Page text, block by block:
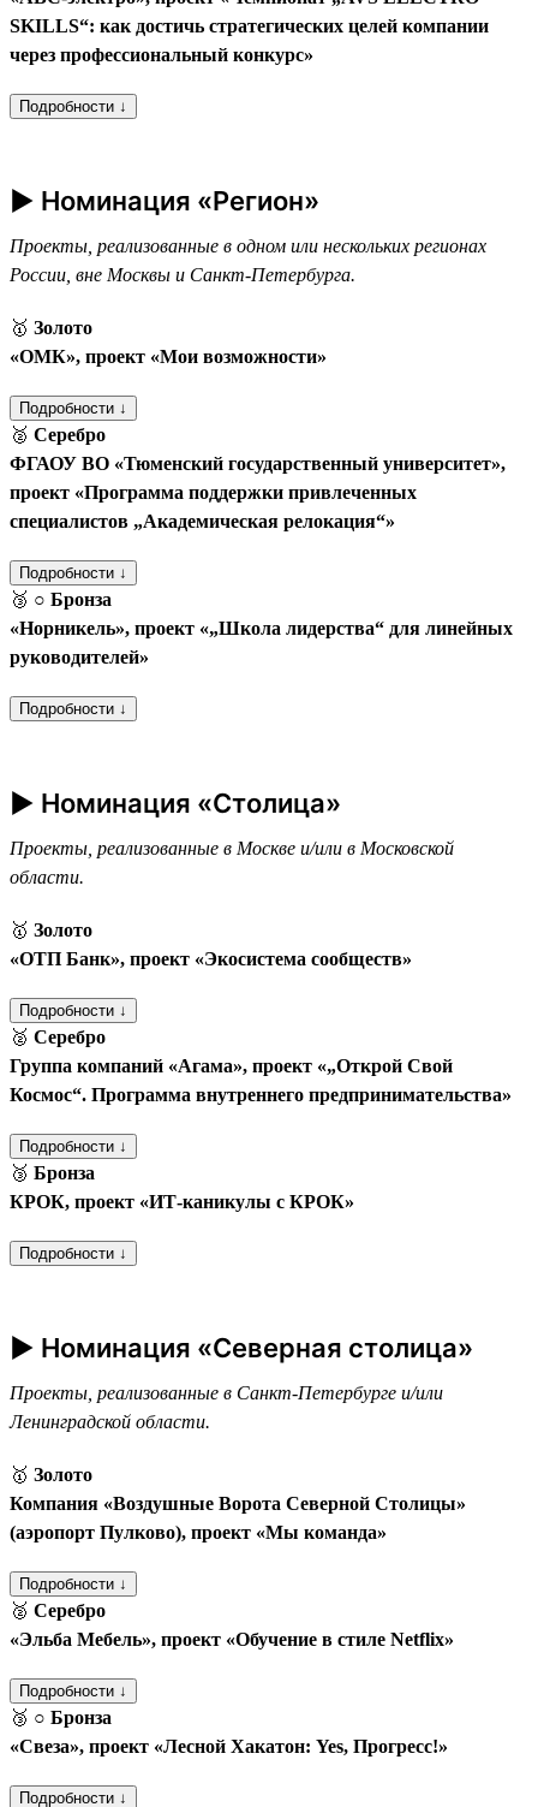
SKILLS“: как достичь стратегических целей компании
через профессиональный конкурс»
Подробности ↓
► Номинация «Регион»
Проекты, реализованные в одном или нескольких регионах
России, вне Москвы и Санкт-Петербурга.
🥇 Золото
«ОМК», проект «Мои возможности»
Подробности ↓
🥈 Серебро
ФГАОУ ВО «Тюменский государственный университет»,
проект «Программа поддержки привлеченных
специалистов „Академическая релокация“»
Подробности ↓
🥉 ○ Бронза
«Норникель», проект «„Школа лидерства“ для линейных
руководителей»
Подробности ↓
► Номинация «Столица»
Проекты, реализованные в Москве и/или в Московской
области.
🥇 Золото
«ОТП Банк», проект «Экосистема сообществ»
Подробности ↓
🥈 Серебро
Группа компаний «Агама», проект «„Открой Свой
Космос“. Программа внутреннего предпринимательства»
Подробности ↓
🥉 Бронза
КРОК, проект «ИТ-каникулы с КРОК»
Подробности ↓
► Номинация «Северная столица»
Проекты, реализованные в Санкт-Петербурге и/или
Ленинградской области.
🥇 Золото
Компания «Воздушные Ворота Северной Столицы»
(аэропорт Пулково), проект «Мы команда»
Подробности ↓
🥈 Серебро
«Эльба Мебель», проект «Обучение в стиле Netflix»
Подробности ↓
🥉 ○ Бронза
«Свеза», проект «Лесной Хакатон: Yes, Прогресс!»
Подробности ↓